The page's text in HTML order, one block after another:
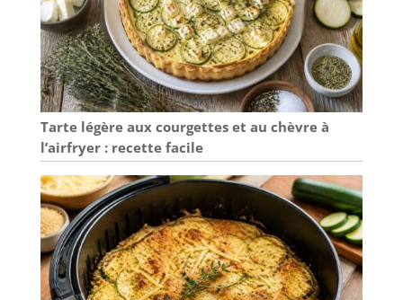
Tarte légère aux courgettes et au chèvre à
l’airfryer : recette facile